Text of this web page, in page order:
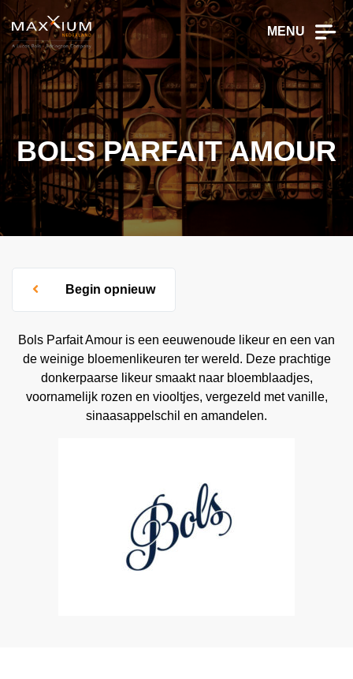
MENU
BOLS PARFAIT AMOUR
Begin opnieuw
Bols Parfait Amour is een eeuwenoude likeur en een van
de weinige bloemenlikeuren ter wereld. Deze prachtige
donkerpaarse likeur smaakt naar bloemblaadjes,
voornamelijk rozen en viooltjes, vergezeld met vanille,
sinaasappelschil en amandelen.